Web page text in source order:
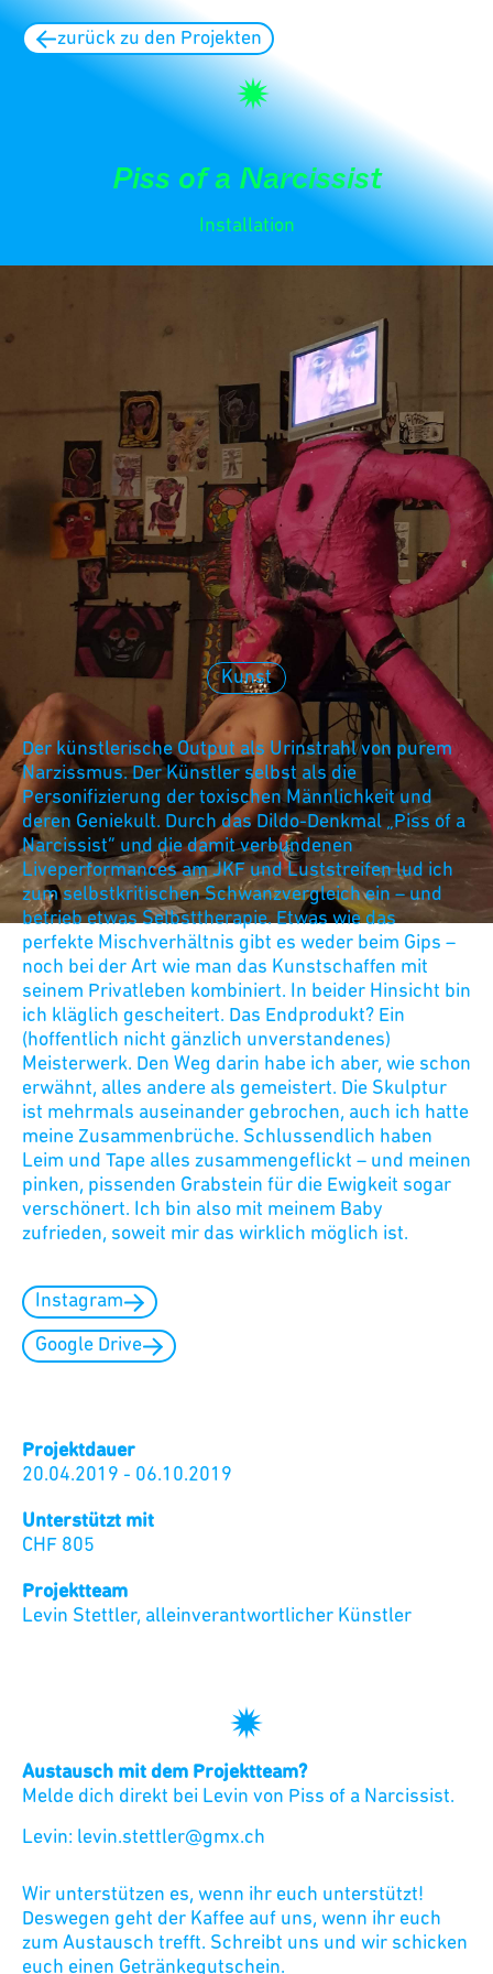
zurück zu den Projekten
Piss of a Narcissist
Installation
Kunst
Der künstlerische Output als Urinstrahl von purem
Narzissmus. Der Künstler selbst als die
Personifizierung der toxischen Männlichkeit und
deren Geniekult. Durch das Dildo-Denkmal „Piss of a
Narcissist“ und die damit verbundenen
Liveperformances am JKF und Luststreifen lud ich
zum selbstkritischen Schwanzvergleich ein – und
betrieb etwas Selbsttherapie. Etwas wie das
perfekte Mischverhältnis gibt es weder beim Gips –
noch bei der Art wie man das Kunstschaffen mit
seinem Privatleben kombiniert. In beider Hinsicht bin
ich kläglich gescheitert. Das Endprodukt? Ein
(hoffentlich nicht gänzlich unverstandenes)
Meisterwerk. Den Weg darin habe ich aber, wie schon
erwähnt, alles andere als gemeistert. Die Skulptur
ist mehrmals auseinander gebrochen, auch ich hatte
meine Zusammenbrüche. Schlussendlich haben
Leim und Tape alles zusammengeflickt – und meinen
pinken, pissenden Grabstein für die Ewigkeit sogar
verschönert. Ich bin also mit meinem Baby
zufrieden, soweit mir das wirklich möglich ist.
Instagram
Google Drive
Projektdauer
20.04.2019 - 06.10.2019
Unterstützt mit
CHF 805
Projektteam
Levin Stettler, alleinverantwortlicher Künstler
Austausch mit dem Projektteam?
Melde dich direkt bei Levin von Piss of a Narcissist.
Levin: levin.stettler@gmx.ch
Wir unterstützen es, wenn ihr euch unterstützt!
Deswegen geht der Kaffee auf uns, wenn ihr euch
zum Austausch trefft. Schreibt uns und wir schicken
euch einen Getränkegutschein.